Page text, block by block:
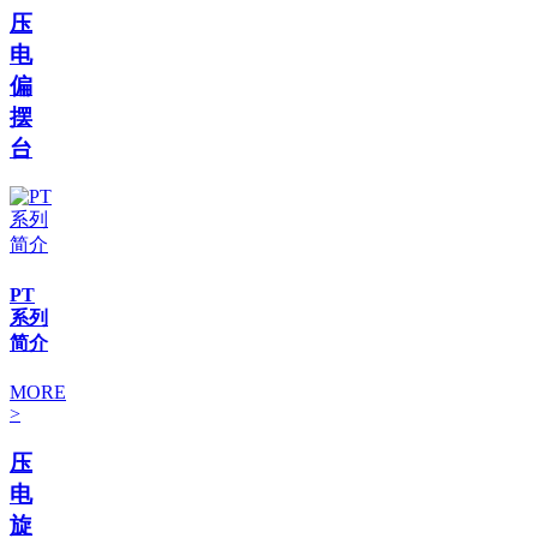
压
电
偏
摆
台
PT
系列
简介
MORE
>
压
电
旋